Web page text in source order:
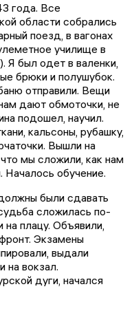
года. Все
области собрались
поезд, в вагонах
училище в
Я был одет в валенки,
брюки и полушубок.
отправили. Вещи
дают обмоточки, не
подошел, научил.
кальсоны, рубашку,
Вышли на
мы сложили, как нам
Началось обучение.
были сдавать
сложилась по-
плацу. Объявили,
Экзамены
выдали
на вокзал.
дуги, начался